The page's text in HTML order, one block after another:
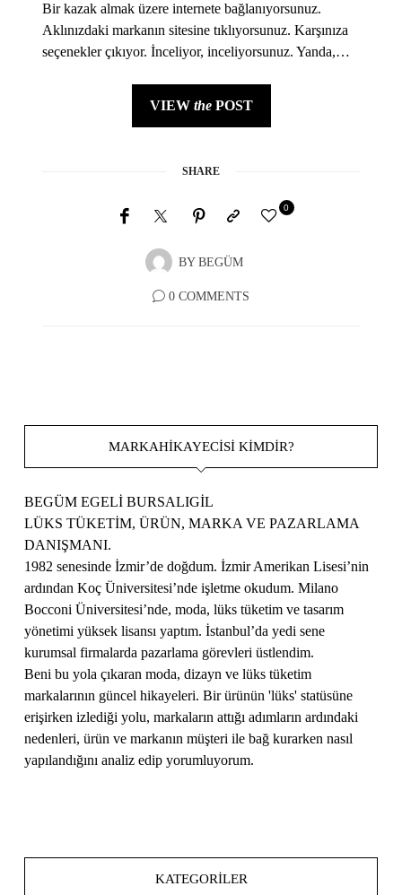
Bir kazak almak üzere internete bağlanıyorsunuz.
Aklınızdaki markanın sitesine tıklıyorsunuz. Karşınıza
seçenekler çıkıyor. İnceliyor, inceliyorsunuz. Yanda,…
VIEW thePOST
SHARE
BY BEGÜM
0
0 COMMENTS
MARKAHIKAYECISI KIMDIR?
BEGÜM EGELİ BURSALIGİL
LÜKS TÜKETİM, ÜRÜN, MARKA VE PAZARLAMA
DANIŞMANI.
1982 senesinde İzmir’de doğdum. İzmir Amerikan Lisesi’nin
ardından Koç Üniversitesi’nde işletme okudum. Milano
Bocconi Üniversitesi’nde, moda, lüks tüketim ve tasarım
yönetimi yüksek lisansı yaptım. İstanbul’da yedi sene
kurumsal firmalarda pazarlama görevleri üstlendim.
Beni bu yola çıkaran moda, dizayn ve lüks tüketim
markalarının güncel hikayeleri. Bir ürünün 'lüks' statüsüne
erişirken izlediği yolu, markaların attığı adımların ardındaki
nedenleri, ürün ve markanın müşteri ile bağ kurarken nasıl
yapılandığını analiz edip yorumluyorum.
KATEGORILER